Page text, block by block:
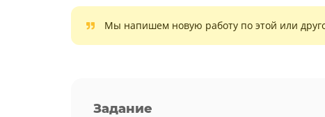
Мы напишем новую работу по этой или
Задание